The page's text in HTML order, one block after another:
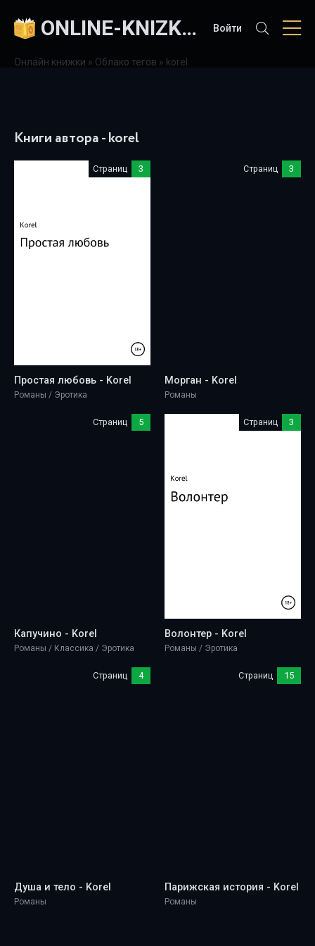
ONLINE-KNIZKI.COM Войти
Онлайн книжки » Облако тегов » korel
Книги автора - korel
Страниц 3
Простая любовь - Korel
Романы / Эротика
Страниц 3
Морган - Korel
Романы
Страниц 5
Капучино - Korel
Романы / Классика / Эротика
Страниц 3
Волонтер - Korel
Романы / Эротика
Страниц 4
Душа и тело - Korel
Романы
Страниц 15
Парижская история - Korel
Романы